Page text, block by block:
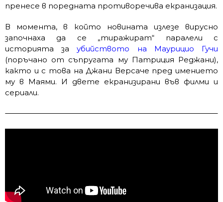
пренесе в поредната противоречива екранизация.
В момента, в който новината излезе вирусно
започнаха да се „тиражират“ паралели с
историята заубийството на Маурицио Гучи
(поръчано от съпругата му Патриция Реджани),
както и с това на Джани Версаче пред имението
му в Маями. И двете екранизирани във филми и
сериали.